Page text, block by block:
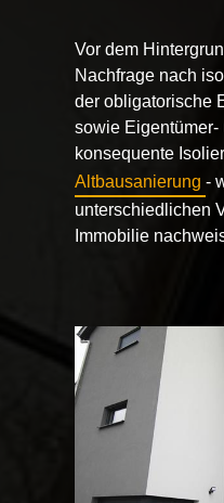
Vor dem
Nachfrage nach
der obligatorische
sowie
konsequente
Altbausanierung -
unterschiedlichen
Immobilie